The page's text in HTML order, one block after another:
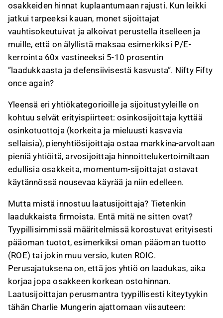
osakkeiden hinnat kuplaantumaan rajusti. Kun leikki
jatkui tarpeeksi kauan, monet sijoittajat
vauhtisokeutuivat ja alkoivat perustella itselleen ja
muille, että on älyllistä maksaa esimerkiksi P/E-
kerrointa 60x vastineeksi 5-10 prosentin
”laadukkaasta ja defensiivisestä kasvusta”. Nifty Fifty
once again?
Yleensä eri yhtiökategorioille ja sijoitustyyleille on
kohtuu selvät erityispiirteet: osinkosijoittaja kyttää
osinkotuottoja (korkeita ja mieluusti kasvavia
sellaisia), pienyhtiösijoittaja ostaa markkina-arvoltaan
pieniä yhtiöitä, arvosijoittaja hinnoittelukertoimiltaan
edullisia osakkeita, momentum-sijoittajat ostavat
käytännössä nousevaa käyrää ja niin edelleen.
Mutta mistä innostuu laatusijoittaja? Tietenkin
laadukkaista firmoista. Entä mitä ne sitten ovat?
Tyypillisimmissä määritelmissä korostuvat erityisesti
pääoman tuotot, esimerkiksi oman pääoman tuotto
(ROE) tai jokin muu versio, kuten ROIC.
Perusajatuksena on, että jos yhtiö on laadukas, aika
korjaa jopa osakkeen korkean ostohinnan.
Laatusijoittajan perusmantra tyypillisesti kiteytyykin
tähän Charlie Mungerin ajattomaan viisauteen: